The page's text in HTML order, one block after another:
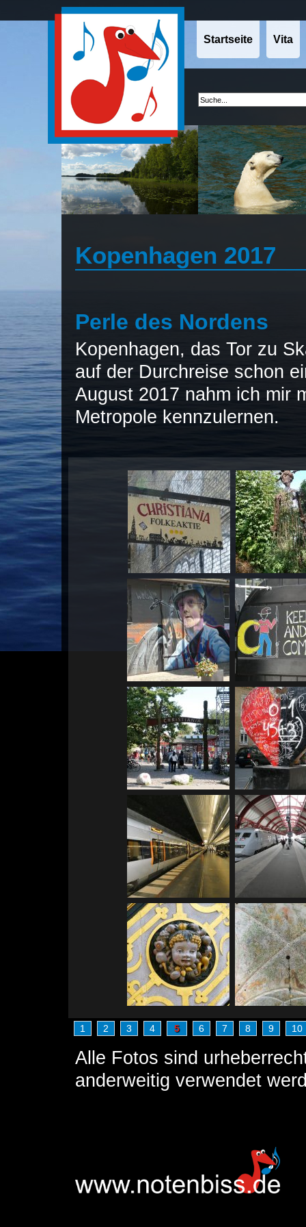
Startseite Vita
Kopenhagen 2017
Perle des Nordens
Kopenhagen, das Tor zu
auf der Durchreise schon
August 2017 nahm ich mir
Metropole kennzulernen.
1 2 3 4 5 6 7 8 9 10
Alle Fotos sind
anderweitig verwendet